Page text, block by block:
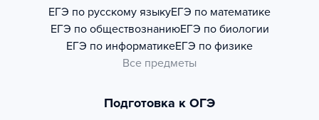
ЕГЭ по русскому языкуЕГЭ по математике
ЕГЭ по обществознаниюЕГЭ по биологии
ЕГЭ по информатикеЕГЭ по физике
Все предметы
Подготовка к ОГЭ